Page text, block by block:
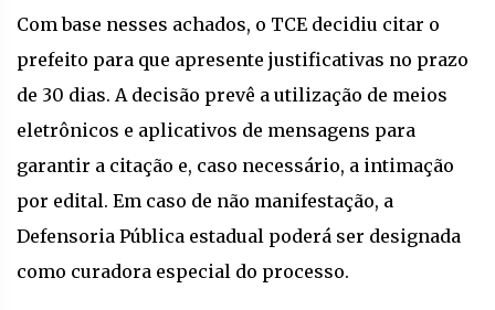
Com base nesses achados, o TCE decidiu citar o
prefeito para que apresente justificativas no prazo
de 30 dias. A decisão prevê a utilização de meios
eletrônicos e aplicativos de mensagens para
garantir a citação e, caso necessário, a intimação
por edital. Em caso de não manifestação, a
Defensoria Pública estadual poderá ser designada
como curadora especial do processo.